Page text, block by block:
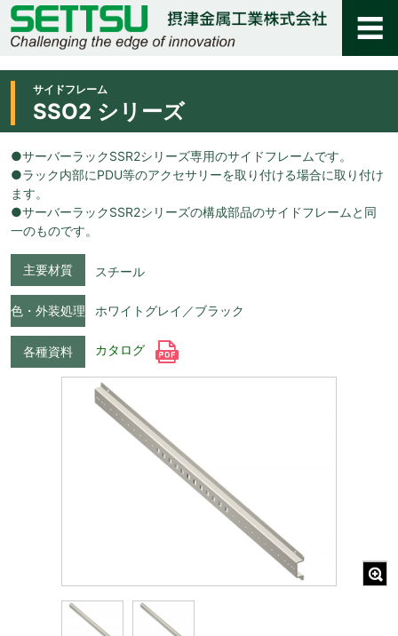
サイドフレーム
SSO2 シリーズ
●サーバーラックSSR2シリーズ専用のサイドフレームです。
●ラック内部にPDU等のアクセサリーを取り付ける場合に取り付け
ます。
●サーバーラックSSR2シリーズの構成部品のサイドフレームと同
一のものです。
主要材質 スチール
色・外装処理 ホワイトグレイ／ブラック
各種資料 カタログ